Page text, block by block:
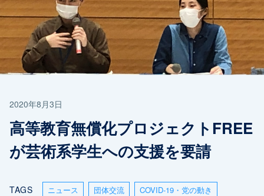
2020年8月3日
高等教育無償化プロジェクトFREE
が芸術系学生への支援を要請
TAGS ニュース 団体交流 COVID-19・党の動き